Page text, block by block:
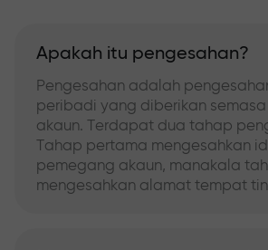
Apakah itu pengesahan?
Pengesahan adalah
peribadi yang diberikan
akaun. Terdapat dua tahap
Tahap pertama mengesahkan
pemegang akaun, manakala
mengesahkan alamat tempat